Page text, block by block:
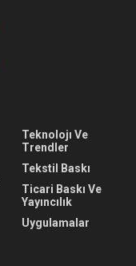
Teknolojı Ve
Trendler
Tekstil Baskı
Ticari Baskı Ve
Yayıncılık
Uygulamalar